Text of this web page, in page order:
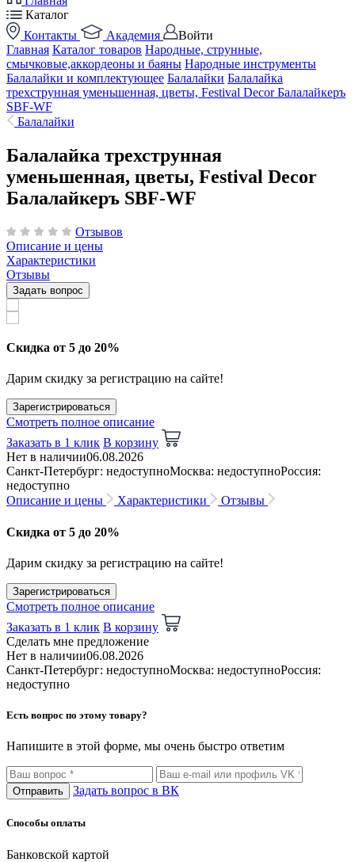
Каталог
Контакты
Академия
Войти
Главная Каталог товаров Народные, струнные,
смычковые,аккордеоны и баяны Народные инструменты
Балалайки и комплектующее Балалайки Балалайка
трехструнная уменьшенная, цветы, Festival Decor Балалайкеръ
SBF-WF
Балалайки
Балалайка трехструнная
уменьшенная, цветы, Festival Decor
Балалайкеръ SBF-WF
Отзывов
Описание и цены
Характеристики
Отзывы
Задать вопрос
Скидка от 5 до 20%
Дарим скидку за регистрацию на сайте!
Зарегистрироваться
Смотреть полное описание
Заказать в 1 клик В корзину
Нет в наличии06.08.2026
Санкт-Петербург: недоступноМосква: недоступноРоссия:
недоступно
Описание и цены
Характеристики Отзывы
Скидка от 5 до 20%
Дарим скидку за регистрацию на сайте!
Зарегистрироваться
Смотреть полное описание
Заказать в 1 клик В корзину
Сделать мне предложение
Нет в наличии06.08.2026
Санкт-Петербург: недоступноМосква: недоступноРоссия:
недоступно
Есть вопрос по этому товару?
Напишите в этой форме, мы очень быстро ответим
Отправить Задать вопрос в ВК
Способы оплаты
Банковской картой